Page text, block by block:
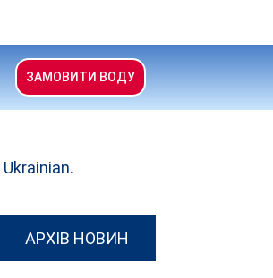
ЗАМОВИТИ ВОДУ
Ukrainian.
АРХІВ НОВИН